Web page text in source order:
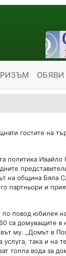
ОБЯВИ
гостите на
политика
на община Бяла
партньори и
повод юбилея
са домуващите
му. „Домът в
така и на
топла вода за